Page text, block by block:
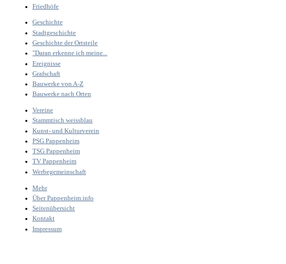
Friedhöfe
Geschichte
Stadtgeschichte
Geschichte der Ortsteile
"Daran erkenne ich meine...
Ereignisse
Grafschaft
Bauwerke von A-Z
Bauwerke nach Orten
Vereine
Stammtisch weissblau
Kunst- und Kulturverein
PSG Pappenheim
TSG Pappenheim
TV Pappenheim
Werbegemeinschaft
Mehr
Über Pappenheim.info
Seitenübersicht
Kontakt
Impressum